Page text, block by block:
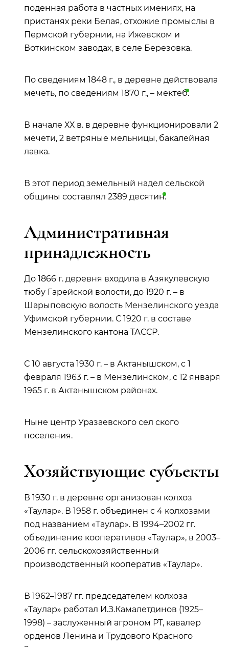
поденная работа в частных имениях, на
пристанях реки Белая, отхожие промыслы в
Пермской губернии, на Ижевском и
Воткинском заводах, в селе Березовка.
По сведениям 1848 г., в деревне действовала
мечеть, по сведениям 1870 г., – мектеб.
В начале ХХ в. в деревне функционировали 2
мечети, 2 ветряные мельницы, бакалейная
лавка.
В этот период земельный надел сельской
общины составлял 2389 десятин.
Административная
принадлежность
До 1866 г. деревня входила в Азякулевскую
тюбу Гарейской волости, до 1920 г. – в
Шарыповскую волость Мензелинского уезда
Уфимской губернии. С 1920 г. в составе
Мензелинского кантона ТАССР.
С 10 августа 1930 г. – в Актанышском, с 1
февраля 1963 г. – в Мензелинском, с 12 января
1965 г. в Актанышском районах.
Ныне центр Уразаевского сел ского
поселения.
Хозяйствующие субъекты
В 1930 г. в деревне организован колхоз
«Таулар». В 1958 г. объединен с 4 колхозами
под названием «Таулар». В 1994–2002 гг.
объединение кооперативов «Таулар», в 2003–
2006 гг. сельскохозяйственный
производственный кооператив «Таулар».
В 1962–1987 гг. председателем колхоза
«Таулар» работал И.З.Камалетдинов (1925–
1998) – заслуженный агроном РТ, кавалер
орденов Ленина и Трудового Красного